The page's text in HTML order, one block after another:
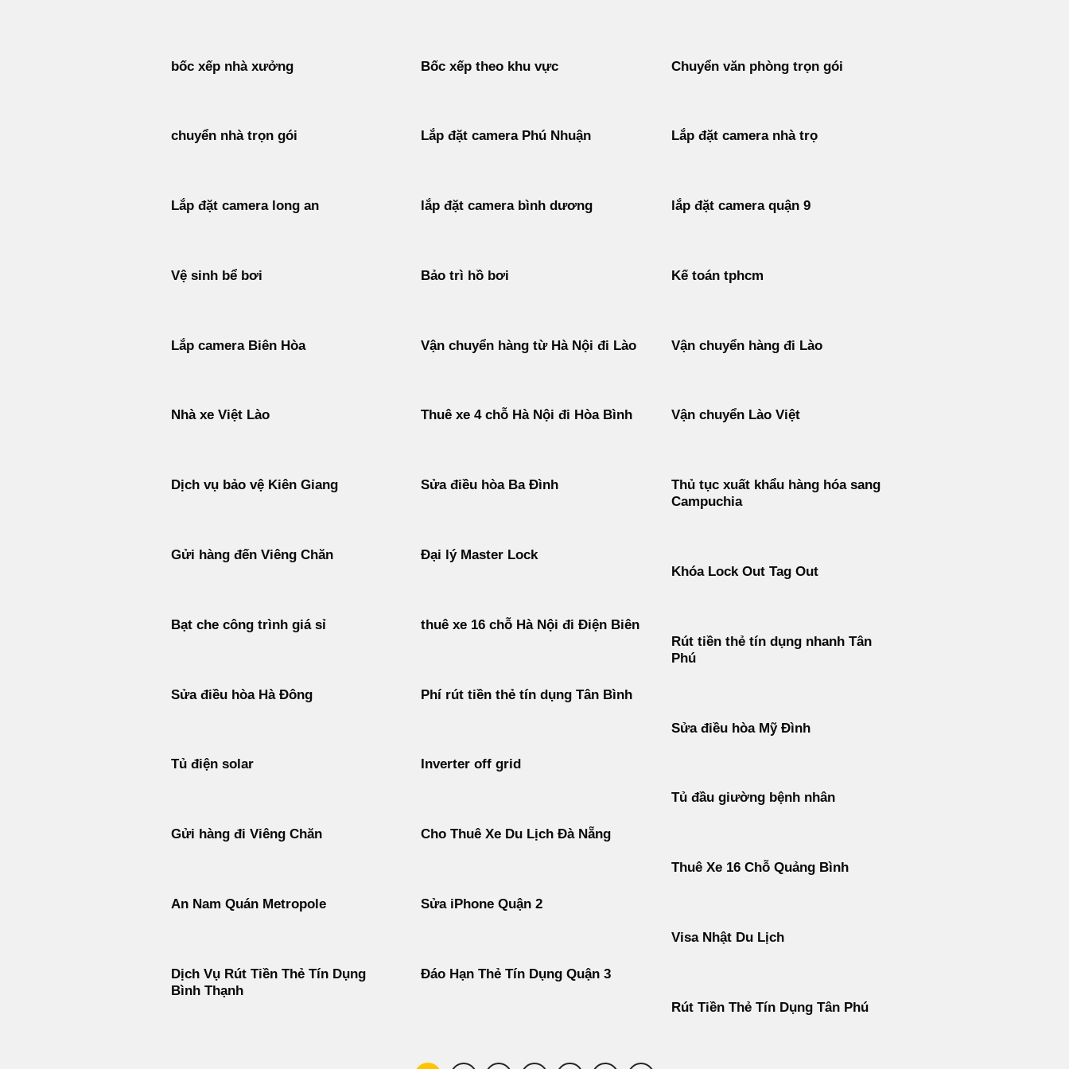
bốc xếp nhà xưởng Bốc xếp theo khu vực Chuyển văn phòng trọn gói
chuyển nhà trọn gói Lắp đặt camera Phú Nhuận Lắp đặt camera nhà trọ
Lắp đặt camera long an lắp đặt camera bình dương lắp đặt camera quận 9
Vệ sinh bể bơi Bảo trì hồ bơi Kế toán tphcm
Lắp camera Biên Hòa Vận chuyển hàng từ Hà Nội đi Lào Vận chuyển hàng đi Lào
Nhà xe Việt Lào Thuê xe 4 chỗ Hà Nội đi Hòa Bình Vận chuyển Lào Việt
Dịch vụ bảo vệ Kiên Giang Sửa điều hòa Ba Đình
Thủ tục xuất khẩu hàng hóa sang
Campuchia
Gửi hàng đến Viêng Chăn
Đại lý Master Lock
Khóa Lock Out Tag Out
Bạt che công trình giá sỉ
thuê xe 16 chỗ Hà Nội đi Điện Biên
Rút tiền thẻ tín dụng nhanh Tân
Phú
Sửa điều hòa Hà Đông Phí rút tiền thẻ tín dụng Tân Bình
Sửa điều hòa Mỹ Đình
Tủ điện solar Inverter off grid
Tủ đầu giường bệnh nhân
Gửi hàng đi Viêng Chăn Cho Thuê Xe Du Lịch Đà Nẵng
Thuê Xe 16 Chỗ Quảng Bình
An Nam Quán Metropole Sửa iPhone Quận 2
Visa Nhật Du Lịch
Dịch Vụ Rút Tiền Thẻ Tín Dụng
Bình Thạnh
Đáo Hạn Thẻ Tín Dụng Quận 3
Rút Tiền Thẻ Tín Dụng Tân Phú